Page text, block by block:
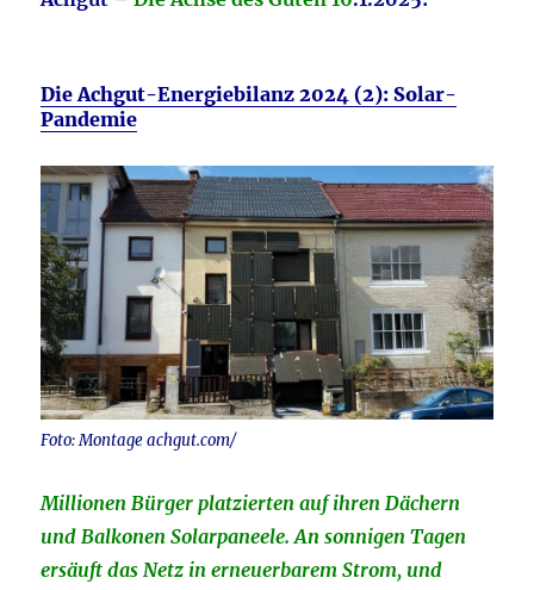
Die Achgut-Energiebilanz 2024 (2): Solar-
Pandemie
Foto: Montage achgut.com/
Millionen Bürger platzierten auf ihren Dächern
und Balkonen Solarpaneele. An sonnigen Tagen
ersäuft das Netz in erneuerbarem Strom, und